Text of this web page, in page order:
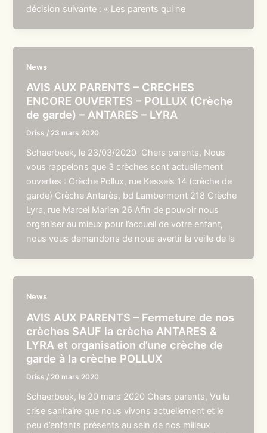
décision suivante : « Les parents qui ne
News
AVIS AUX PARENTS – CRECHES
ENCORE OUVERTES – POLLUX (Crèche
de garde) – ANTARES – LYRA
Driss / 23 mars 2020
Schaerbeek, le 23/03/2020 Chers parents, Nous
vous rappelons que 3 crèches sont actuellement
ouvertes : Crèche Pollux, rue Kessels 14 (crèche de
garde) Crèche Antarès, bd Lambermont 218 Crèche
Lyra, rue Marcel Marien 26 Afin de pouvoir nous
organiser au mieux pour l’accueil de votre enfant,
nous vous demandons de nous avertir la veille de la
News
AVIS AUX PARENTS – Fermeture de nos
crèches SAUF la crèche ANTARES &
LYRA et organisation d’une crèche de
garde à la crèche POLLUX
Driss / 20 mars 2020
Schaerbeek, le 20 mars 2020 Chers parents, Vu la
crise sanitaire que nous vivons actuellement et le
peu d’enfants présents au sein de nos milieux